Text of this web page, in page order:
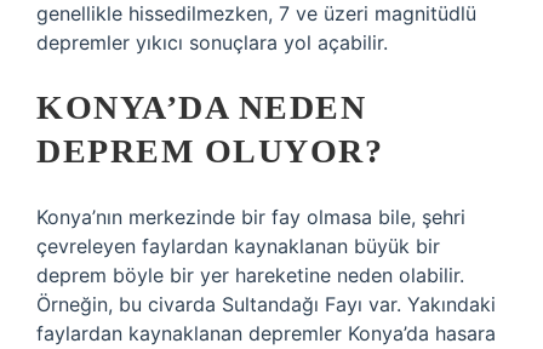
genellikle hissedilmezken, 7 ve üzeri magnitüdlü
depremler yıkıcı sonuçlara yol açabilir.
KONYA’DA NEDEN
DEPREM OLUYOR?
Konya’nın merkezinde bir fay olmasa bile, şehri
çevreleyen faylardan kaynaklanan büyük bir
deprem böyle bir yer hareketine neden olabilir.
Örneğin, bu civarda Sultandağı Fayı var. Yakındaki
faylardan kaynaklanan depremler Konya’da hasara